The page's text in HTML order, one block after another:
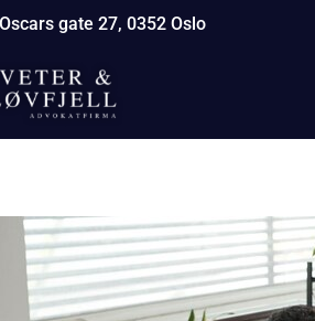
Oscars gate 27, 0352 Oslo